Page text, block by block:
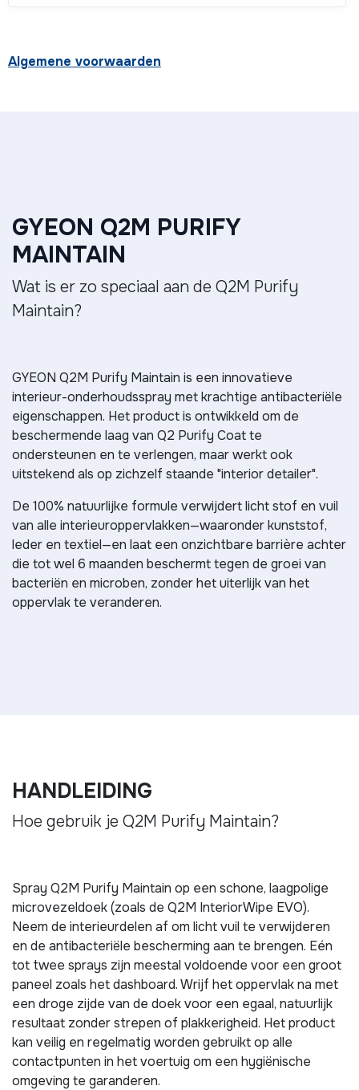
Algemene voorwaarden
GYEON Q2M PURIFY
MAINTAIN
Wat is er zo speciaal aan de Q2M Purify
Maintain?
GYEON Q2M Purify Maintain is een innovatieve
interieur-onderhoudsspray met krachtige antibacteriële
eigenschappen. Het product is ontwikkeld om de
beschermende laag van Q2 Purify Coat te
ondersteunen en te verlengen, maar werkt ook
uitstekend als op zichzelf staande "interior detailer".
De 100% natuurlijke formule verwijdert licht stof en vuil
van alle interieuroppervlakken—waaronder kunststof,
leder en textiel—en laat een onzichtbare barrière achter
die tot wel 6 maanden beschermt tegen de groei van
bacteriën en microben, zonder het uiterlijk van het
oppervlak te veranderen.
HANDLEIDING
Hoe gebruik je Q2M Purify Maintain?
Spray Q2M Purify Maintain op een schone, laagpolige
microvezeldoek (zoals de Q2M InteriorWipe EVO).
Neem de interieurdelen af om licht vuil te verwijderen
en de antibacteriële bescherming aan te brengen. Eén
tot twee sprays zijn meestal voldoende voor een groot
paneel zoals het dashboard. Wrijf het oppervlak na met
een droge zijde van de doek voor een egaal, natuurlijk
resultaat zonder strepen of plakkerigheid. Het product
kan veilig en regelmatig worden gebruikt op alle
contactpunten in het voertuig om een hygiënische
omgeving te garanderen.